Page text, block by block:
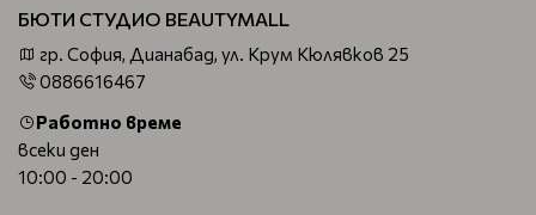
БЮТИ СТУДИО BEAUTYMALL
гр. София, Дианабад, ул. Крум Кюлявков 25
0886616467
Работно време
всеки ден
10:00 - 20:00